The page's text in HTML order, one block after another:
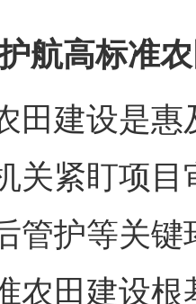
高标准农
建设是惠
关紧盯项
管护等关
农田建设